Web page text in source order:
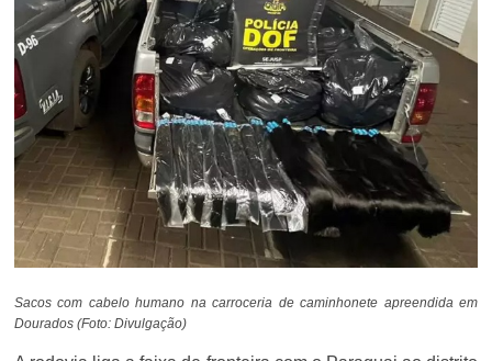
Sacos com cabelo humano na carroceria de caminhonete apreendida em
Dourados (Foto: Divulgação)